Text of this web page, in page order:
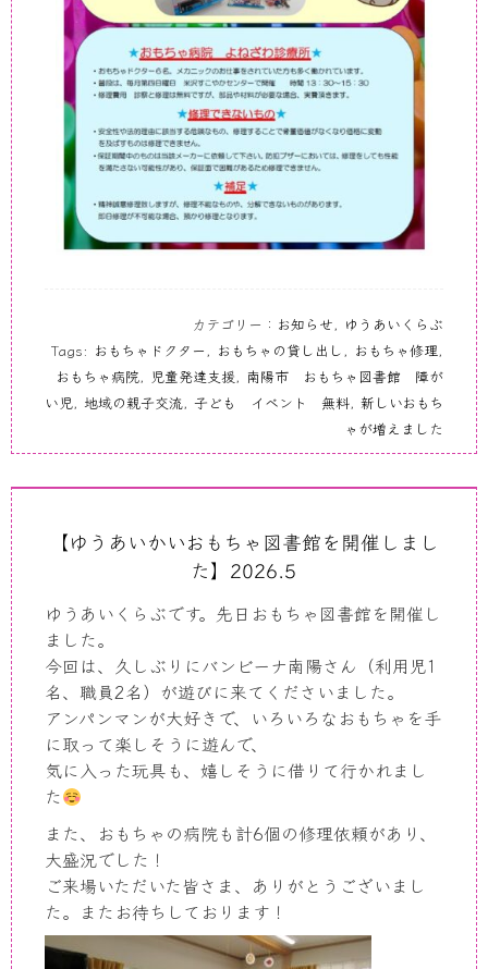
カテゴリー： お知らせ, ゆうあいくらぶ
Tags: おもちゃドクター, おもちゃの貸し出し, おもちゃ修理,
おもちゃ病院, 児童発達支援, 南陽市 おもちゃ図書館 障が
い児, 地域の親子交流, 子ども イベント 無料, 新しいおもち
ゃが増えました
【ゆうあいかいおもちゃ図書館を開催しまし
た】2026.5
ゆうあいくらぶです。先日おもちゃ図書館を開催し
ました。
今回は、久しぶりにバンビーナ南陽さん（利用児1
名、職員2名）が遊びに来てくださいました。
アンパンマンが大好きで、いろいろなおもちゃを手
に取って楽しそうに遊んで、
気に入った玩具も、嬉しそうに借りて行かれまし
た
また、おもちゃの病院も計6個の修理依頼があり、
大盛況でした！
ご来場いただいた皆さま、ありがとうございまし
た。またお待ちしております！